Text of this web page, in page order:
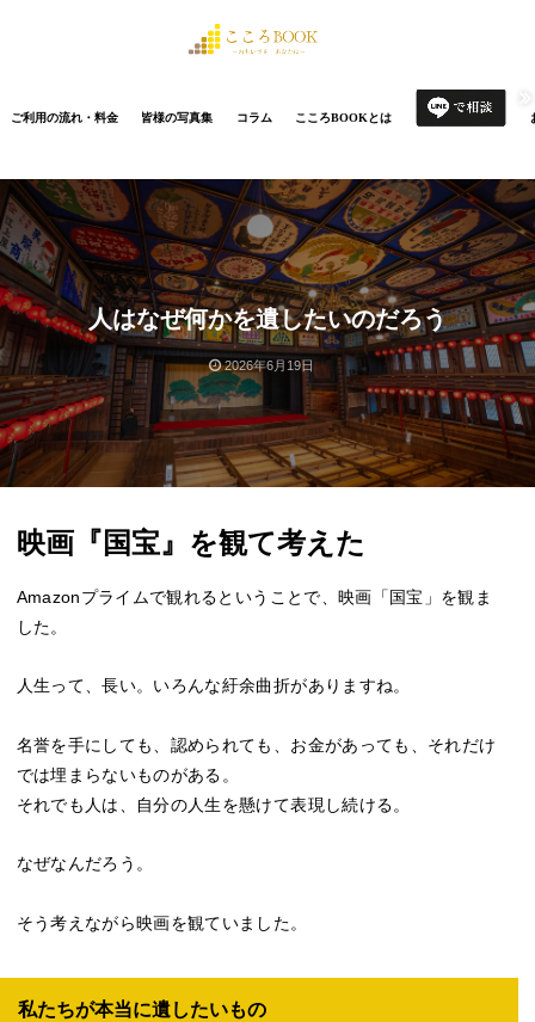
ご利用の流れ・料金 皆様の写真集 コラム こころBOOKとは
人はなぜ何かを遺したいのだろう
2026年6月19日
映画『国宝』を観て考えた
Amazonプライムで観れるということで、映画「国宝」を観ま
した。
人生って、長い。いろんな紆余曲折がありますね。
名誉を手にしても、認められても、お金があっても、それだけ
では埋まらないものがある。
それでも人は、自分の人生を懸けて表現し続ける。
なぜなんだろう。
そう考えながら映画を観ていました。
私たちが本当に遺したいもの